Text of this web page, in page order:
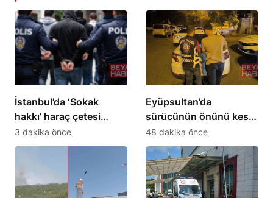
İstanbul’da ‘Sokak
hakkı’ haraç çetesi
operasyonu: 24
tutuklama
3 dakika önce
Eyüpsultan’da
sürücünün önünü kesip
tehdit eden saldırgana
180 bin lira ceza
48 dakika önce